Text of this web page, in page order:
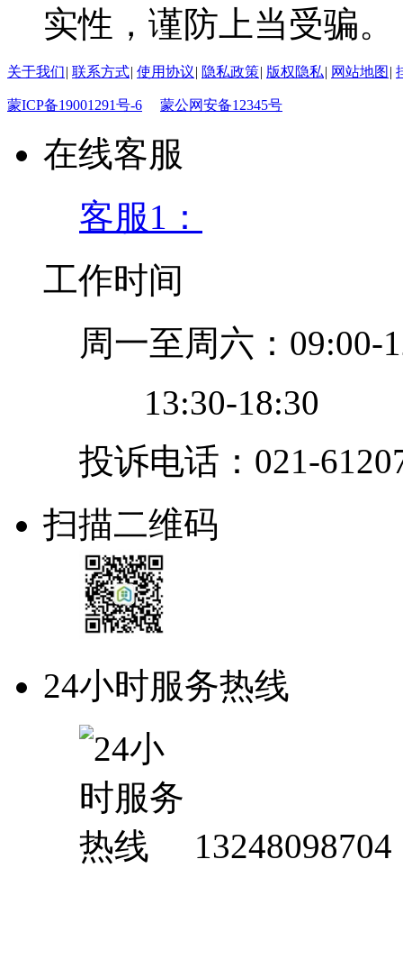
实性，谨防上当受骗。
关于我们| 联系方式| 使用协议| 隐私政策| 版权隐私| 网站地图 |
蒙ICP备19001291号-6 蒙公网安备12345号
在线客服
客服1：
工作时间
周一至周六：09:00-
13:30-18:30
投诉电话：021-
扫描二维码
24小时服务热线
13248098704